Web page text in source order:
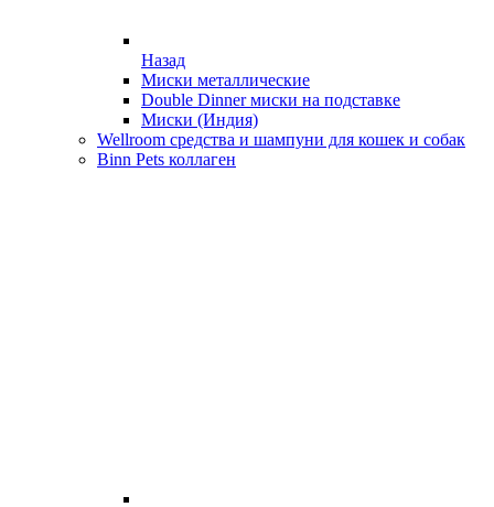
Назад
Миски металлические
Double Dinner миски на подставке
Миски (Индия)
Wellroom средства и шампуни для кошек и собак
Binn Pets коллаген